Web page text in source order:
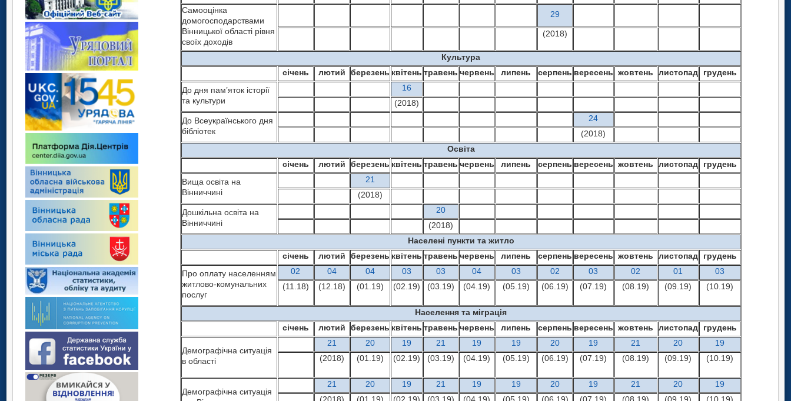
Самооцінка
домогосподарствами
Вінницької області рівня
своїх доходів
29
(2018)
Культура
січень
лютий березень квітень травень червень липень серпень вересень жовтень листопад
грудень
До дня пам’яток історії
та культури
16
(2018)
До Всеукраїнського дня
бібліотек
24
(2018)
Освіта
січень
лютий березень квітень травень червень липень серпень вересень жовтень листопад
грудень
Вища освіта на
Вінниччині
21
(2018)
Дошкільна освіта на
Вінниччині
20
(2018)
Населені пункти та житло
січень
лютий березень квітень травень червень липень серпень вересень жовтень листопад
грудень
Про оплату населенням
житлово-комунальних
послуг
02 04 04 03 03 04 03 02 03 02 01
03
(11.18)
(12.18) (01.19) (02.19) (03.19) (04.19) (05.19) (06.19) (07.19) (08.19) (09.19) (10.19)
Населення та міграція
січень
лютий березень квітень травень червень липень серпень вересень жовтень листопад грудень
Демографічна ситуація
в області
21 20 19 21 19 19 20 19 21 20
19
(2018)
(01.19) (02.19) (03.19) (04.19) (05.19) (06.19) (07.19) (08.19) (09.19) (10.19)
Демографічна ситуація
21 20 19 21 19 19 20 19 21 20
19